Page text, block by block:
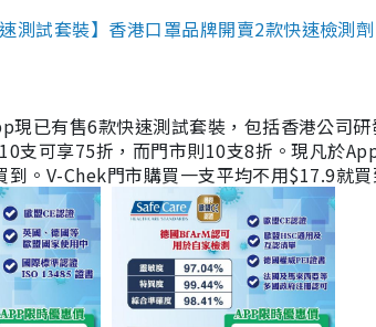
測試套裝】香港口罩品牌開賣2款快速檢
現已有售6款快速測試套裝，包括香港公司
支可享75折，而門市則10支8折。現凡於
到。V-Chek門市購買一支平均不用$17.9就